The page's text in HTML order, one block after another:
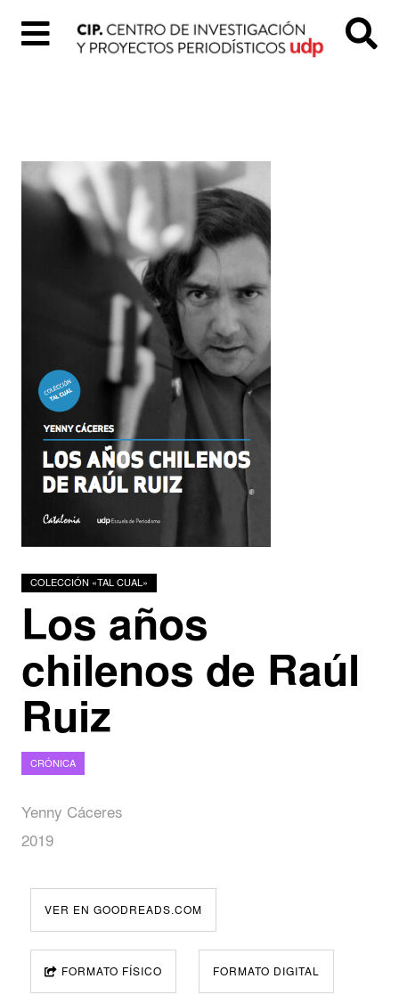
Quiénes
Somos
Colección
«Tal
Cual»
Proyectos
digitales
Podcasts
Investigadores
COLECCIÓN «TAL CUAL»
Los años
chilenos de Raúl
Ruiz
CRÓNICA
Yenny Cáceres
2019
VER EN GOODREADS.COM
FORMATO FÍSICO FORMATO DIGITAL